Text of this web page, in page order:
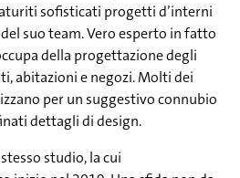
sofisticati progetti d’interni
suo team. Vero esperto in fatto
della progettazione degli
abitazioni e negozi. Molti dei
per un suggestivo connubio
dettagli di design.
studio, la cui